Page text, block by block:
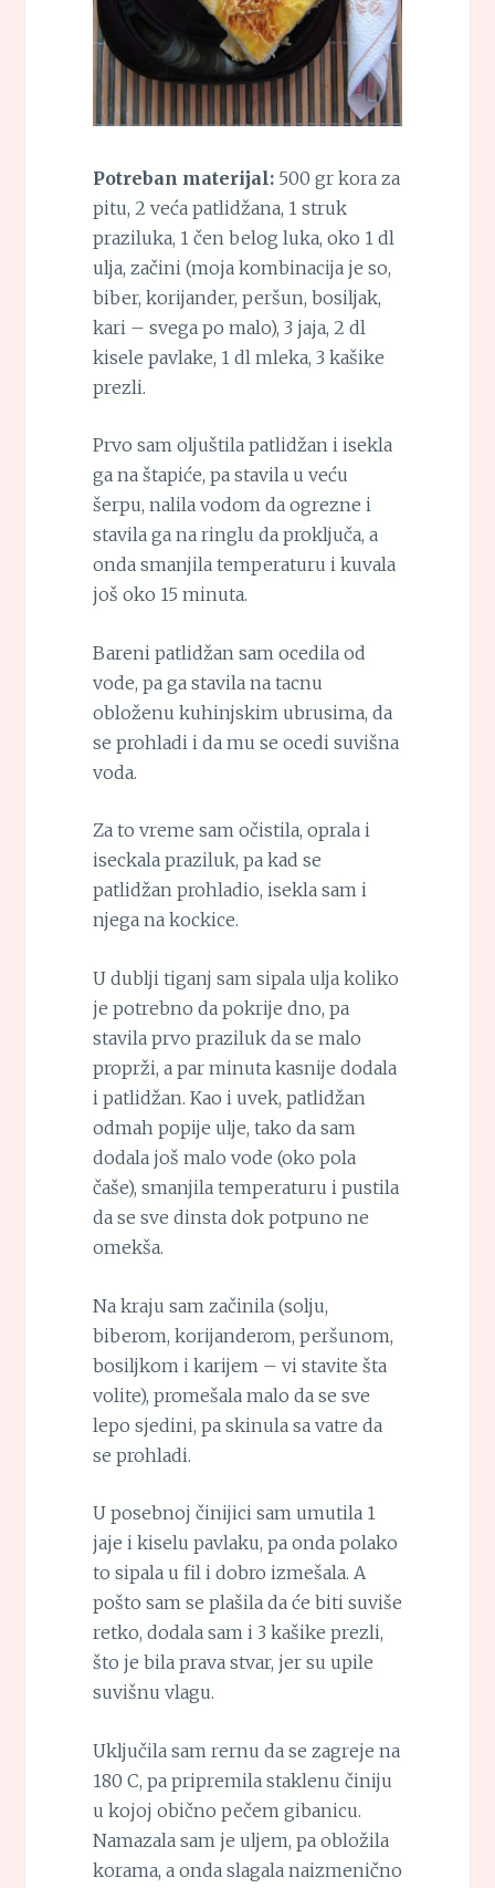
Potreban materijal:500 gr kora za
pitu, 2 veća patlidžana, 1 struk
praziluka, 1 čen belog luka, oko 1 dl
ulja, začini (moja kombinacija je so,
biber, korijander, peršun, bosiljak,
kari – svega po malo), 3 jaja, 2 dl
kisele pavlake, 1 dl mleka, 3 kašike
prezli.
Prvo sam oljuštila patlidžan i isekla
ga na štapiće, pa stavila u veću
šerpu, nalila vodom da ogrezne i
stavila ga na ringlu da proključa, a
onda smanjila temperaturu i kuvala
još oko 15 minuta.
Bareni patlidžan sam ocedila od
vode, pa ga stavila na tacnu
obloženu kuhinjskim ubrusima, da
se prohladi i da mu se ocedi suvišna
voda.
Za to vreme sam očistila, oprala i
iseckala praziluk, pa kad se
patlidžan prohladio, isekla sam i
njega na kockice.
U dublji tiganj sam sipala ulja koliko
je potrebno da pokrije dno, pa
stavila prvo praziluk da se malo
proprži, a par minuta kasnije dodala
i patlidžan. Kao i uvek, patlidžan
odmah popije ulje, tako da sam
dodala još malo vode (oko pola
čaše), smanjila temperaturu i pustila
da se sve dinsta dok potpuno ne
omekša.
Na kraju sam začinila (solju,
biberom, korijanderom, peršunom,
bosiljkom i karijem – vi stavite šta
volite), promešala malo da se sve
lepo sjedini, pa skinula sa vatre da
se prohladi.
U posebnoj činijici sam umutila 1
jaje i kiselu pavlaku, pa onda polako
to sipala u fil i dobro izmešala. A
pošto sam se plašila da će biti suviše
retko, dodala sam i 3 kašike prezli,
što je bila prava stvar, jer su upile
suvišnu vlagu.
Uključila sam rernu da se zagreje na
180 C, pa pripremila staklenu činiju
u kojoj obično pečem gibanicu.
Namazala sam je uljem, pa obložila
korama, a onda slagala naizmenično